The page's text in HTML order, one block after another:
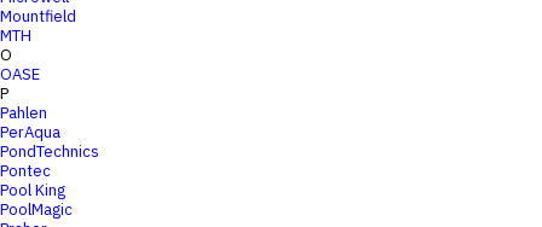
Mountfield
MTH
O
OASE
P
Pahlen
PerAqua
PondTechnics
Pontec
Pool King
PoolMagic